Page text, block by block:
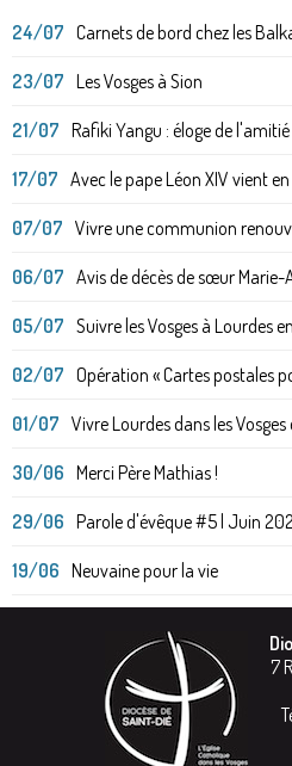
24/07 Carnets de bord chez les
23/07 Les Vosges à Sion
21/07 Rafiki Yangu : éloge de
17/07 Avec le pape Léon XIV vient en
07/07 Vivre une communion
06/07 Avis de décès de sœur Marie-
05/07 Suivre les Vosges à Lourdes
02/07 Opération « Cartes postales
01/07 Vivre Lourdes dans les
30/06 Merci Père Mathias !
29/06 Parole d'évêque #5 | Juin
19/06 Neuvaine pour la vie
7